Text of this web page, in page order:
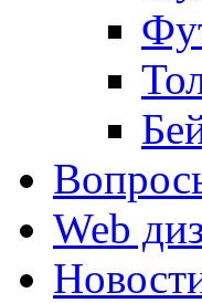
Web